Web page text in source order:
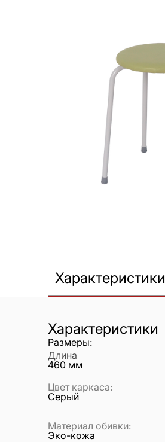
Характеристики
Характеристики
Размеры:
Длина
460 мм
Цвет каркаса:
Серый
Материал обивки:
Эко-кожа